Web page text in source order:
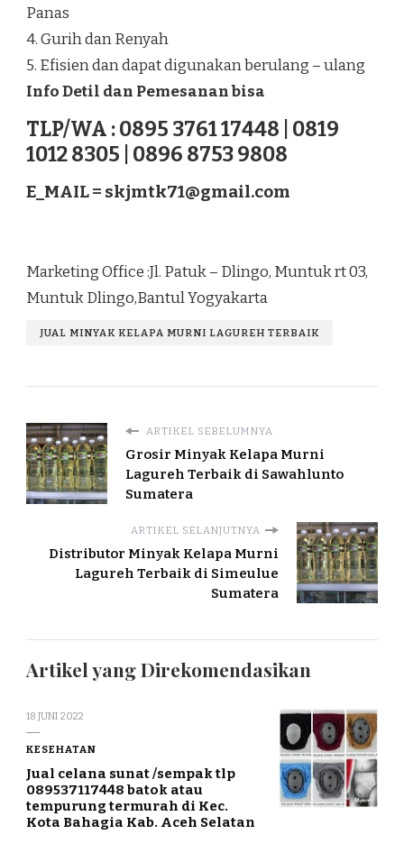
Panas
4. Gurih dan Renyah
5. Efisien dan dapat digunakan berulang – ulang
Info Detil dan Pemesanan bisa
TLP/WA : 0895 3761 17448 | 0819
1012 8305 | 0896 8753 9808
E_MAIL = skjmtk71@gmail.com
Marketing Office :Jl. Patuk – Dlingo, Muntuk rt 03,
Muntuk Dlingo,Bantul Yogyakarta
JUAL MINYAK KELAPA MURNI LAGUREH TERBAIK
ARTIKEL SEBELUMNYA
Grosir Minyak Kelapa Murni
Lagureh Terbaik di Sawahlunto
Sumatera
ARTIKEL SELANJUTNYA
Distributor Minyak Kelapa Murni
Lagureh Terbaik di Simeulue
Sumatera
Artikel yang Direkomendasikan
18 JUNI 2022
KESEHATAN
Jual celana sunat /sempak tlp
089537117448 batok atau
tempurung termurah di Kec.
Kota Bahagia Kab. Aceh Selatan